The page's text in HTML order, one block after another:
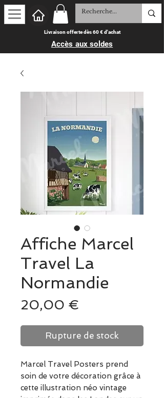
Livraison offerte dès 60 € d'achat
Accès aux soldes
Affiche Marcel
Travel La
Normandie
20,00 €
Rupture de stock
Marcel Travel Posters prend
soin de votre décoration grâce à
cette illustration néo vintage